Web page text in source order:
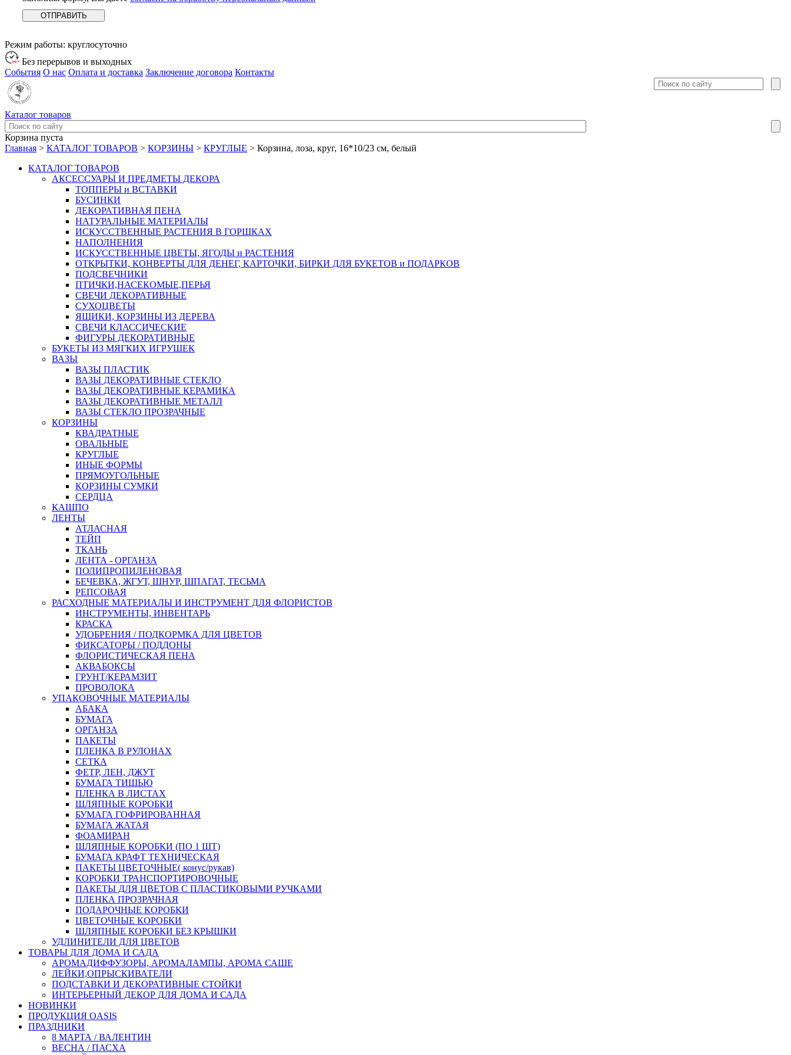
Режим работы: круглосуточно
Без перерывов и выходных
События О нас Оплата и доставка Заключение договора Контакты
Каталог товаров
Корзина пуста
Главная > КАТАЛОГ ТОВАРОВ > КОРЗИНЫ > КРУГЛЫЕ > Корзина, лоза, круг, 16*10/23 см, белый
КАТАЛОГ ТОВАРОВ
АКСЕССУАРЫ И ПРЕДМЕТЫ ДЕКОРА
ТОППЕРЫ и ВСТАВКИ
БУСИНКИ
ДЕКОРАТИВНАЯ ПЕНА
НАТУРАЛЬНЫЕ МАТЕРИАЛЫ
ИСКУССТВЕННЫЕ РАСТЕНИЯ В ГОРШКАХ
НАПОЛНЕНИЯ
ИСКУССТВЕННЫЕ ЦВЕТЫ, ЯГОДЫ и РАСТЕНИЯ
ОТКРЫТКИ, КОНВЕРТЫ ДЛЯ ДЕНЕГ, КАРТОЧКИ, БИРКИ ДЛЯ БУКЕТОВ и ПОДАРКОВ
ПОДСВЕЧНИКИ
ПТИЧКИ,НАСЕКОМЫЕ,ПЕРЬЯ
СВЕЧИ ДЕКОРАТИВНЫЕ
СУХОЦВЕТЫ
ЯЩИКИ, КОРЗИНЫ ИЗ ДЕРЕВА
СВЕЧИ КЛАССИЧЕСКИЕ
ФИГУРЫ ДЕКОРАТИВНЫЕ
БУКЕТЫ ИЗ МЯГКИХ ИГРУШЕК
ВАЗЫ
ВАЗЫ ПЛАСТИК
ВАЗЫ ДЕКОРАТИВНЫЕ СТЕКЛО
ВАЗЫ ДЕКОРАТИВНЫЕ КЕРАМИКА
ВАЗЫ ДЕКОРАТИВНЫЕ МЕТАЛЛ
ВАЗЫ СТЕКЛО ПРОЗРАЧНЫЕ
КОРЗИНЫ
КВАДРАТНЫЕ
ОВАЛЬНЫЕ
КРУГЛЫЕ
ИНЫЕ ФОРМЫ
ПРЯМОУГОЛЬНЫЕ
КОРЗИНЫ СУМКИ
СЕРДЦА
КАШПО
ЛЕНТЫ
АТЛАСНАЯ
ТЕЙП
ТКАНЬ
ЛЕНТА - ОРГАНЗА
ПОЛИПРОПИЛЕНОВАЯ
БЕЧЕВКА, ЖГУТ, ШНУР, ШПАГАТ, ТЕСЬМА
РЕПСОВАЯ
РАСХОДНЫЕ МАТЕРИАЛЫ И ИНСТРУМЕНТ ДЛЯ ФЛОРИСТОВ
ИНСТРУМЕНТЫ, ИНВЕНТАРЬ
КРАСКА
УДОБРЕНИЯ / ПОДКОРМКА ДЛЯ ЦВЕТОВ
ФИКСАТОРЫ / ПОДДОНЫ
ФЛОРИСТИЧЕСКАЯ ПЕНА
АКВАБОКСЫ
ГРУНТ/КЕРАМЗИТ
ПРОВОЛОКА
УПАКОВОЧНЫЕ МАТЕРИАЛЫ
АБАКА
БУМАГА
ОРГАНЗА
ПАКЕТЫ
ПЛЕНКА В РУЛОНАХ
СЕТКА
ФЕТР, ЛЕН, ДЖУТ
БУМАГА ТИШЬЮ
ПЛЕНКА В ЛИСТАХ
ШЛЯПНЫЕ КОРОБКИ
БУМАГА ГОФРИРОВАННАЯ
БУМАГА ЖАТАЯ
ФОАМИРАН
ШЛЯПНЫЕ КОРОБКИ (ПО 1 ШТ)
БУМАГА КРАФТ ТЕХНИЧЕСКАЯ
ПАКЕТЫ ЦВЕТОЧНЫЕ( конус/рукав)
КОРОБКИ ТРАНСПОРТИРОВОЧНЫЕ
ПАКЕТЫ ДЛЯ ЦВЕТОВ С ПЛАСТИКОВЫМИ РУЧКАМИ
ПЛЕНКА ПРОЗРАЧНАЯ
ПОДАРОЧНЫЕ КОРОБКИ
ЦВЕТОЧНЫЕ КОРОБКИ
ШЛЯПНЫЕ КОРОБКИ БЕЗ КРЫШКИ
УДЛИНИТЕЛИ ДЛЯ ЦВЕТОВ
ТОВАРЫ ДЛЯ ДОМА И САДА
АРОМАДИФФУЗОРЫ, АРОМАЛАМПЫ, АРОМА САШЕ
ЛЕЙКИ,ОПРЫСКИВАТЕЛИ
ПОДСТАВКИ И ДЕКОРАТИВНЫЕ СТОЙКИ
ИНТЕРЬЕРНЫЙ ДЕКОР ДЛЯ ДОМА И САДА
НОВИНКИ
ПРОДУКЦИЯ OASIS
ПРАЗДНИКИ
8 МАРТА / ВАЛЕНТИН
ВЕСНА / ПАСХА